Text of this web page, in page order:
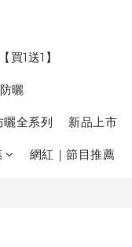
買1送1】
曬
曬全系列 新品上市
網紅｜節目推薦